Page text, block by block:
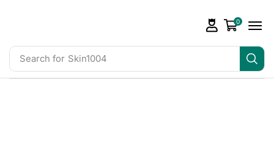
Search for Skin1004
0